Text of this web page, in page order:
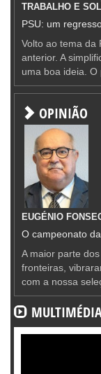
TRABALHO E
PSU: um
Volto ao tema da
anterior. A
uma boa ideia. O
OPINIÃO
EUGÉNIO
O campeonato
A maior parte
fronteiras,
com a nossa